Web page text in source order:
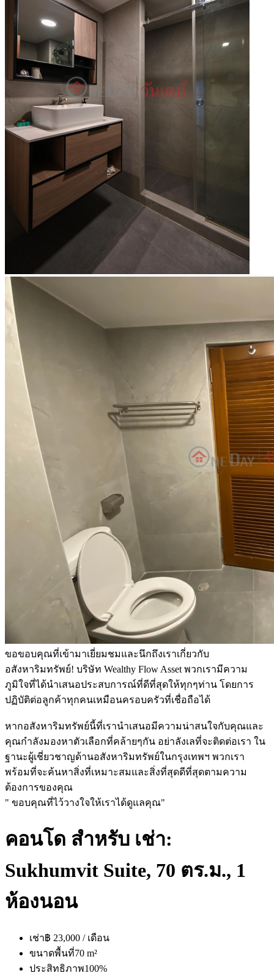
ขอขอบคุณที่เข้ามาเยี่ยมชมและนึกถึงเราเกี่ยวกับ
อสังหาริมทรัพย์! บริษัท Wealthy Flow Asset พวกเรามีความ
ภูมิใจที่ได้นำเสนอประสบการณ์ที่ดีที่สุดให้ทุกๆท่าน โดยการ
ปฏิบัติต่อลูกค้าทุกคนเหมือนครอบครัวที่เชื่อถือได้
หากอสังหาริมทรัพย์นี้ที่เรานำเสนอมีความน่าสนใจกับคุณและ
คุณกำลังมองหาตัวเลือกที่คล้ายๆกัน อย่าลังเลที่จะติดต่อเรา ใน
ฐานะผู้เชี่ยวชาญด้านอสังหาริมทรัพย์ในกรุงเทพฯ พวกเรา
พร้อมที่จะค้นหาสิ่งที่เหมาะสมและสิ่งที่สุดดีที่สุดตามความ
ต้องการของคุณ
" ขอบคุณที่ไว้วางใจให้เราได้ดูแลคุณ"
คอนโด สำหรับ เช่า:
Sukhumvit Suite, 70 ตร.ม., 1
ห้องนอน
เช่า฿ 23,000 / เดือน
ขนาดพื้นที่70 m²
ประสิทธิภาพ100%